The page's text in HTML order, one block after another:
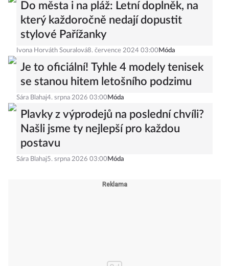
Do města i na pláž: Letní doplněk, na
který každoročně nedají dopustit
stylové Pařížanky
Ivona Horváth Souralová8. července 2024 03:00 Móda
Je to oficiální! Tyhle 4 modely tenisek
se stanou hitem letošního podzimu
Sára Blahaj4. srpna 2026 03:00 Móda
Plavky z výprodejů na poslední chvíli?
Našli jsme ty nejlepší pro každou
postavu
Sára Blahaj5. srpna 2026 03:00 Móda